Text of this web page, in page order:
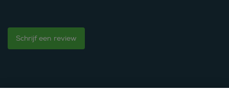
Schrijf een review